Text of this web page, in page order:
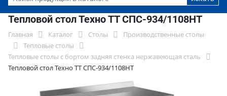
Тепловой стол Техно ТТ СПС-934/1108НТ
Главная Каталог Столы
Производственные столы
Тепловые столы
Тепловые столы с бортом задняя стенка нержавеющая сталь
Тепловой стол Техно ТТ СПС-934/1108НТ